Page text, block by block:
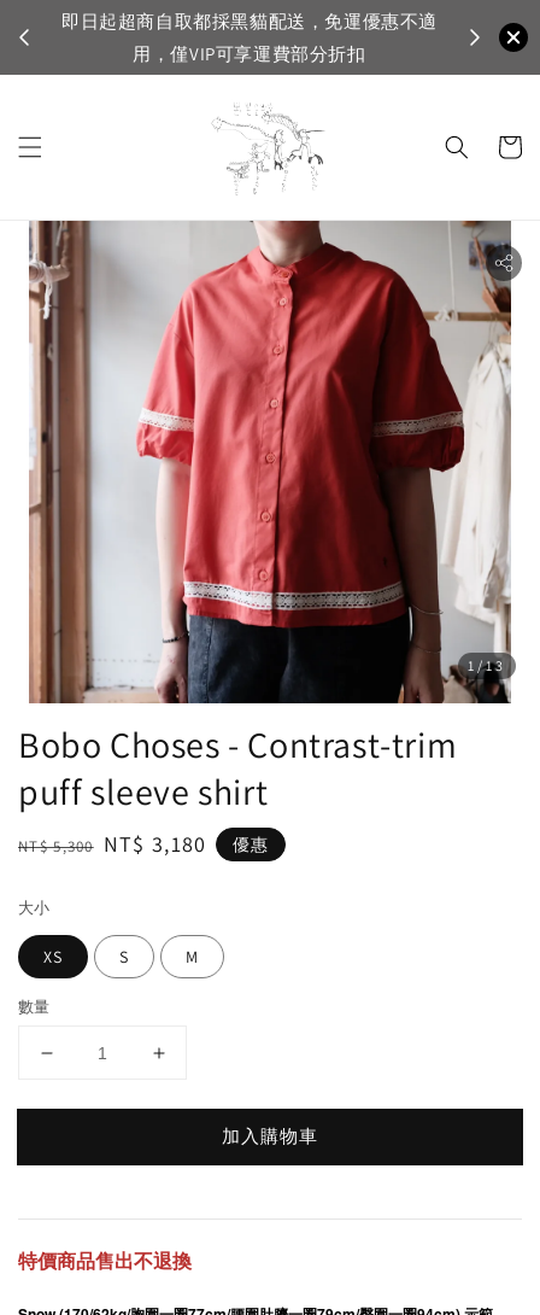
VIP滿1500免運，一般會員滿3500免運
首購登入
1 /13
Bobo Choses - Contrast‑trim
puff sleeve shirt
Regular
NT$ 5,300 Sale
NT$ 3,180 優惠
大小
XS S M
數量
加入購物車
特價商品售出不退換